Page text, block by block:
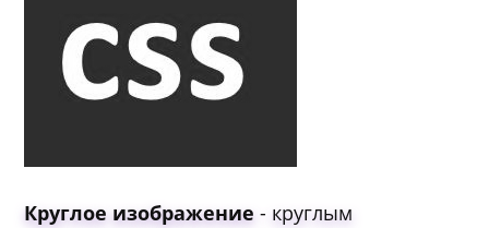
Круглое изображение - круглым